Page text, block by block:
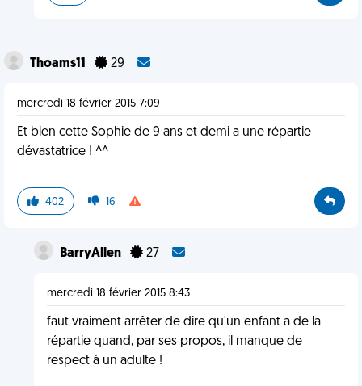
Thoams11 29
mercredi 18 février 2015 7:09
Et bien cette Sophie de 9 ans et demi a une répartie
dévastatrice ! ^^
402 16
BarryAllen 27
mercredi 18 février 2015 8:43
faut vraiment arrêter de dire qu'un enfant a de la
répartie quand, par ses propos, il manque de
respect à un adulte !